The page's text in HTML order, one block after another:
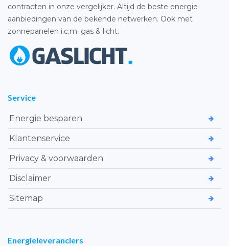
contracten in onze vergelijker. Altijd de beste energie
aanbiedingen van de bekende netwerken. Ook met
zonnepanelen i.c.m. gas & licht.
Service
Energie besparen
Klantenservice
Privacy & voorwaarden
Disclaimer
Sitemap
Energieleveranciers